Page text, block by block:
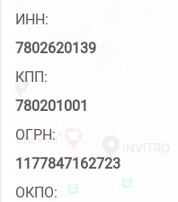
ИНН:
7802620139
КПП:
780201001
ОГРН:
1177847162723
ОКПО: